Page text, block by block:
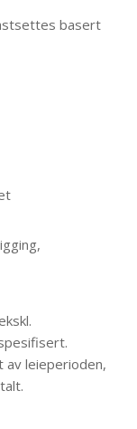
basert
leieperioden,